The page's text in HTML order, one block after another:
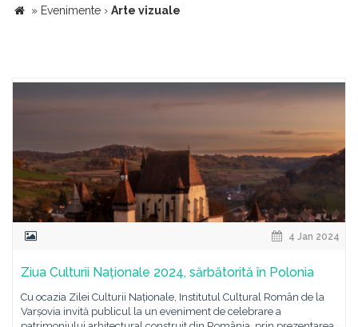
» Evenimente › Arte vizuale
4 Jan 2024
Ziua Culturii Naționale 2024, sărbătorită în Polonia
Cu ocazia Zilei Culturii Naționale, Institutul Cultural Român de la
Varșovia invită publicul la un eveniment de celebrare a